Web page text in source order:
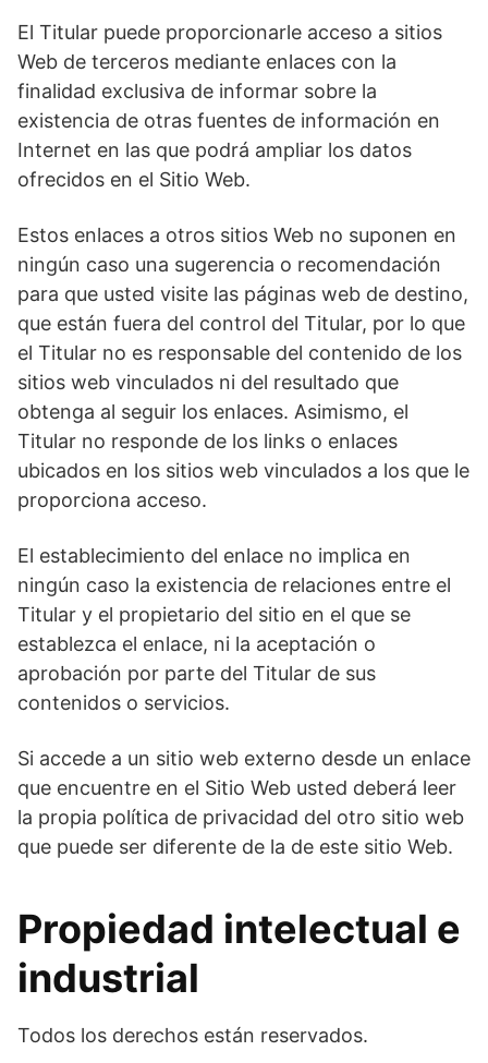
El Titular puede proporcionarle acceso a sitios
Web de terceros mediante enlaces con la
finalidad exclusiva de informar sobre la
existencia de otras fuentes de información en
Internet en las que podrá ampliar los datos
ofrecidos en el Sitio Web.
Estos enlaces a otros sitios Web no suponen en
ningún caso una sugerencia o recomendación
para que usted visite las páginas web de destino,
que están fuera del control del Titular, por lo que
el Titular no es responsable del contenido de los
sitios web vinculados ni del resultado que
obtenga al seguir los enlaces. Asimismo, el
Titular no responde de los links o enlaces
ubicados en los sitios web vinculados a los que le
proporciona acceso.
El establecimiento del enlace no implica en
ningún caso la existencia de relaciones entre el
Titular y el propietario del sitio en el que se
establezca el enlace, ni la aceptación o
aprobación por parte del Titular de sus
contenidos o servicios.
Si accede a un sitio web externo desde un enlace
que encuentre en el Sitio Web usted deberá leer
la propia política de privacidad del otro sitio web
que puede ser diferente de la de este sitio Web.
Propiedad intelectual e
industrial
Todos los derechos están reservados.